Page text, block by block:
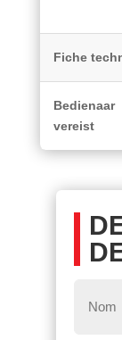
Fiche
Bedienaar
vereist